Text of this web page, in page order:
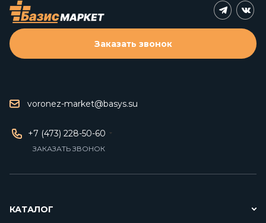
voronez-market@basys.su
+7 (473) 228-50-60
ЗАКАЗАТЬ ЗВОНОК
Заказать звонок
КАТАЛОГ